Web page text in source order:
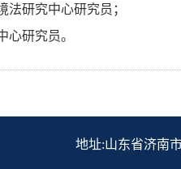
研究中心研究员；
研究员。
地址:山东省济南